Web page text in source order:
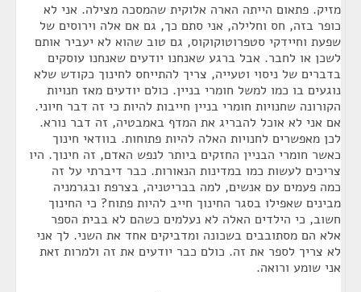
מזיק. פתאום הייתה הארה אלוקית שהמסכה מצילה. אני לא
כופר בזה, חס וחלילה, אני סתם כך, גם אם אלה וירוסים של
שפעת וחיידקי סטפרוטוקוקוס, גם טוב שהוא לא יעביר אותם
לשכן או לחבר. אבל ברגע שאנחנו יודעים שאנחנו עוסקים
בדברים של ניסוי וטעייה, צריך להתייחס לחינוך כקודש שלא
נוגעים בו כמו למשל חומרי בניין. כולם יודעים מאז חנויות
הקורונה שחנויות חומרי בניין חייבות להיות כי זה דבר חיוני.
אם אני לא אוכל להבריג את המדף באמבטיה, זה דבר נורא.
לכן מאפשרים לחנויות האלה להיות פתוחות. בוודאי חינוך
כאשר חומרי הבניין החזקים ביותר לנפש האדם, זה חינוך. היו
צריכים לעשות כמו במדינות הנאורות. כבר דיברתי על זה
כמה פעמים עם אנשים, למה בבריטניה, בצרפת ובגרמניה
מבינים שאפילו בסגר החינוך חייב להיות פתוח? כי החינוך
חשוב, כי הילדים האלה לא נעלמים כשהם לא בבית הספר
אלא הם מסתובבים בשכונה ומדביקים אחד את השני. לך אני
לא צריך לספר את זה. כולם כבר יודעים את זה ולמרות זאת
אני שומע ורואה.